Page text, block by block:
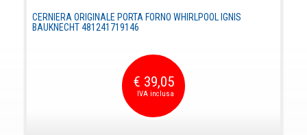
CERNIERA ORIGINALE PORTA FORNO WHIRLPOOL IGNIS
BAUKNECHT 481241719146
€ 39,05